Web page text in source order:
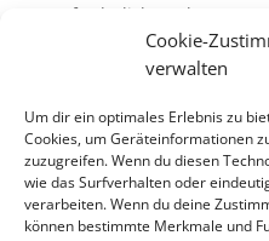
Cookie-
verwalten
Um dir ein optimales Erlebnis zu
Cookies, um Geräteinformationen
zuzugreifen. Wenn du diesen
wie das Surfverhalten oder
verarbeiten. Wenn du deine
können bestimmte Merkmale und
erforderlichen
unsere Einrichtung zu
zu erleben und zu